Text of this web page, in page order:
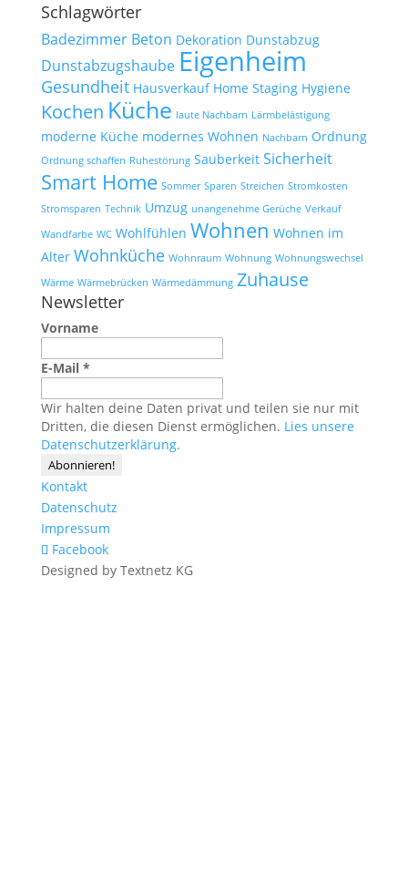
Schlagwörter
Badezimmer Beton Dekoration Dunstabzug
Dunstabzugshaube Eigenheim
Gesundheit Hausverkauf Home Staging Hygiene
Kochen Küche laute Nachbarn Lärmbelästigung
moderne Küche modernes Wohnen Nachbarn Ordnung
Ordnung schaffen Ruhestörung Sauberkeit Sicherheit
Smart Home Sommer Sparen Streichen Stromkosten
Stromsparen Technik Umzug unangenehme Gerüche Verkauf
Wandfarbe WC Wohlfühlen Wohnen Wohnen im
Alter Wohnküche Wohnraum Wohnung Wohnungswechsel
Wärme Wärmebrücken Wärmedämmung Zuhause
Newsletter
Vorname
E-Mail *
Wir halten deine Daten privat und teilen sie nur mit
Dritten, die diesen Dienst ermöglichen. Lies unsere
Datenschutzerklärung.
Kontakt
Datenschutz
Impressum
Facebook
Designed by Textnetz KG